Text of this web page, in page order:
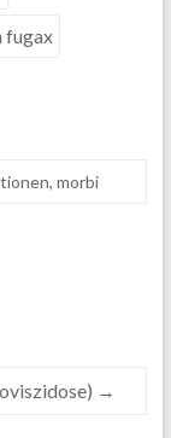
fugax
, morbi
→